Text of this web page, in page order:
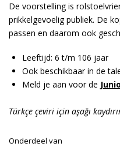
De voorstelling is
prikkelgevoelig publiek. De
passen en daarom ook
Leeftijd: 6 t/m 106 jaar
Ook beschikbaar in de
Meld je aan voor de
Türkçe çeviri için aşağı
Onderdeel van